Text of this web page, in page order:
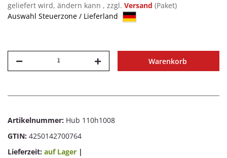
geliefert wird, ändern kann , zzgl. Versand (Paket)
Auswahl Steuerzone / Lieferland
Warenkorb
Artikelnummer: Hub 110h1008
GTIN: 4250142700764
Lieferzeit: auf Lager |